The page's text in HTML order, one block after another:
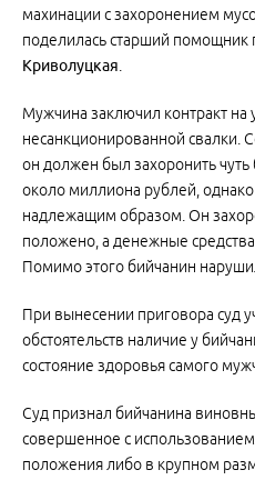
махинации с захоронением
поделилась старший помощник
Криволуцкая.
Мужчина заключил контракт на
несанкционированной свалки.
он должен был захоронить
около миллиона рублей,
надлежащим образом. Он
положено, а денежные
Помимо этого бийчанин
При вынесении приговора суд
обстоятельств наличие у
состояние здоровья самого
Суд признал бийчанина
совершенное с
положения либо в крупном